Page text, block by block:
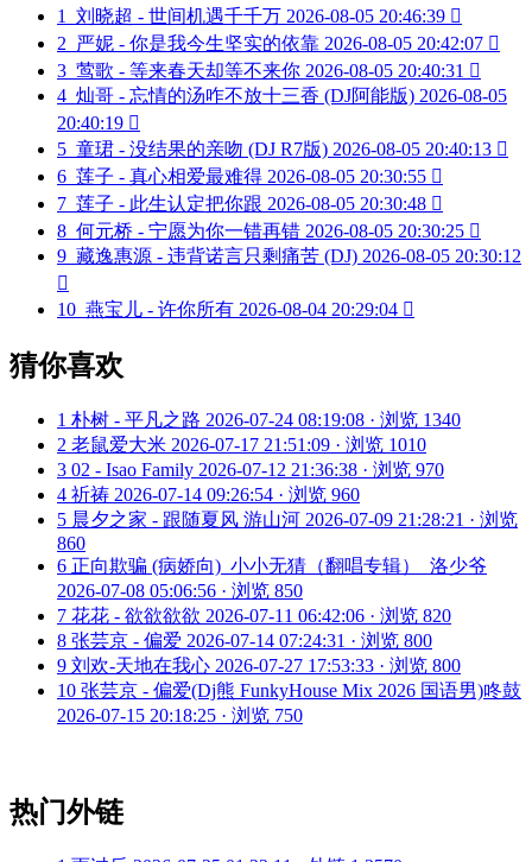
1 刘晓超 - 世间机遇千千万 2026-08-05 20:46:39 
2 严妮 - 你是我今生坚实的依靠 2026-08-05 20:42:07 
3 莺歌 - 等来春天却等不来你 2026-08-05 20:40:31 
4 灿哥 - 忘情的汤咋不放十三香 (DJ阿能版) 2026-08-05
20:40:19 
5 童珺 - 没结果的亲吻 (DJ R7版) 2026-08-05 20:40:13 
6 莲子 - 真心相爱最难得 2026-08-05 20:30:55 
7 莲子 - 此生认定把你跟 2026-08-05 20:30:48 
8 何元桥 - 宁愿为你一错再错 2026-08-05 20:30:25 
9 藏逸惠源 - 违背诺言只剩痛苦 (DJ) 2026-08-05 20:30:12

10 燕宝儿 - 许你所有 2026-08-04 20:29:04 
猜你喜欢
1 朴树 - 平凡之路 2026-07-24 08:19:08 · 浏览 1340
2 老鼠爱大米 2026-07-17 21:51:09 · 浏览 1010
3 02 - Isao Family 2026-07-12 21:36:38 · 浏览 970
4 祈祷 2026-07-14 09:26:54 · 浏览 960
5 晨夕之家 - 跟随夏风 游山河 2026-07-09 21:28:21 · 浏览
860
6 正向欺骗 (病娇向)_小小无猜（翻唱专辑）_洛少爷
2026-07-08 05:06:56 · 浏览 850
7 花花 - 欲欲欲欲 2026-07-11 06:42:06 · 浏览 820
8 张芸京 - 偏爱 2026-07-14 07:24:31 · 浏览 800
9 刘欢-天地在我心 2026-07-27 17:53:33 · 浏览 800
10 张芸京 - 偏爱(Dj熊 FunkyHouse Mix 2026 国语男)咚鼓
2026-07-15 20:18:25 · 浏览 750
热门外链